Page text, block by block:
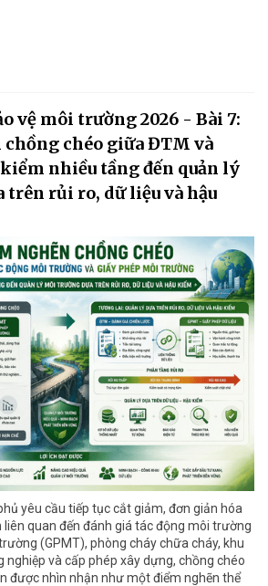
vệ môi trường 2026 - Bài 7:
chồng chéo giữa ĐTM và
nhiều tầng đến quản lý
rủi ro, dữ liệu và hậu
yêu cầu tiếp tục cắt giảm, đơn giản hóa
quan đến đánh giá tác động môi trường
(GPMT), phòng cháy chữa cháy, khu
và cấp phép xây dựng, chồng chéo
được nhìn nhận như một điểm nghẽn thể